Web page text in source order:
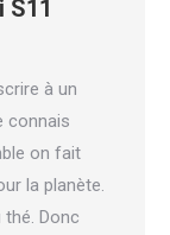
S11
à un
connais
on fait
la planète.
Donc